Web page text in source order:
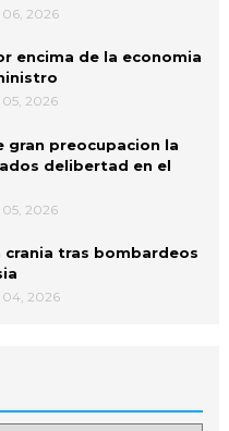
2026
encima de la economia
2026
gran preocupacion la
delibertad en el
2026
crania tras bombardeos
2026